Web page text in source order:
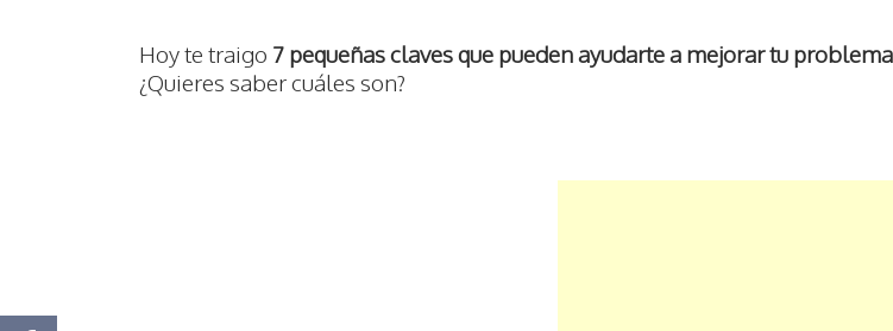
Hoy te traigo 7 pequeñas claves que pueden ayudarte a mejorar tu
¿Quieres saber cuáles son?